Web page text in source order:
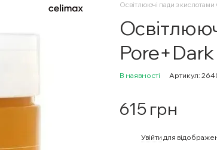
Освітлюючі пади з
В наявності Артикул:
615 грн
Увійти для